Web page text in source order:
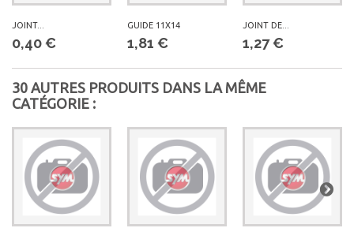
JOINT...
0,40 €
GUIDE 11X14
1,81 €
JOINT DE...
1,27 €
30 AUTRES PRODUITS DANS LA MÊME
CATÉGORIE :